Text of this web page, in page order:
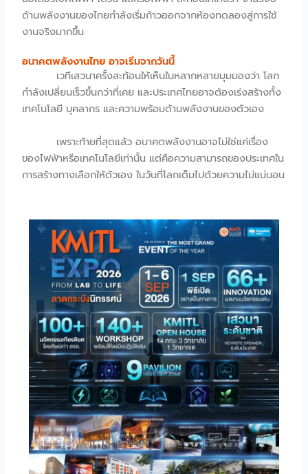
ด้านพลังงานของไทยกำลังเริ่มก้าวออกจากห้องทดลองสู่การใช้
งานจริงมากขึ้น
อนาคตพลังงานไทย อาจเริ่มจากวันนี้
เวทีเสวนาครั้งสะท้อนให้เห็นในหลากหลายมุมมองว่า โลก
กำลังเปลี่ยนเร็วขึ้นกว่าที่เคย และประเทศไทยอาจต้องเร่งสร้างทั้ง
เทคโนโลยี บุคลากร และความพร้อมด้านพลังงานของตัวเอง
เพราะท้ายที่สุดแล้ว อนาคตพลังงานอาจไม่ใช่แค่เรื่อง
ของไฟฟ้าหรือเทคโนโลยีเท่านั้น แต่คือความสามารถของประเทศใน
การสร้างทางเลือกให้ตัวเอง ในวันที่โลกเต็มไปด้วยความไม่แน่นอน